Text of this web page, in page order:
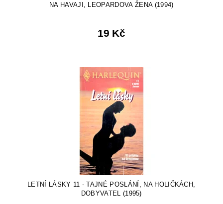
NA HAVAJI, LEOPARDOVA ŽENA (1994)
19 Kč
LETNÍ LÁSKY 11 - TAJNÉ POSLÁNÍ, NA HOLIČKÁCH,
DOBYVATEL (1995)